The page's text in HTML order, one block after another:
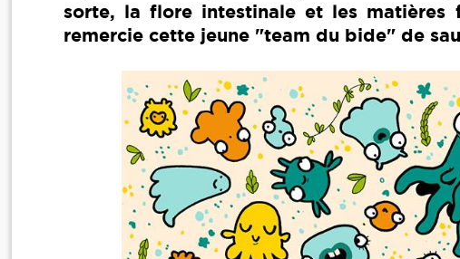
sorte, la flore intestinale et les matières
remercie cette jeune "team du bide" de